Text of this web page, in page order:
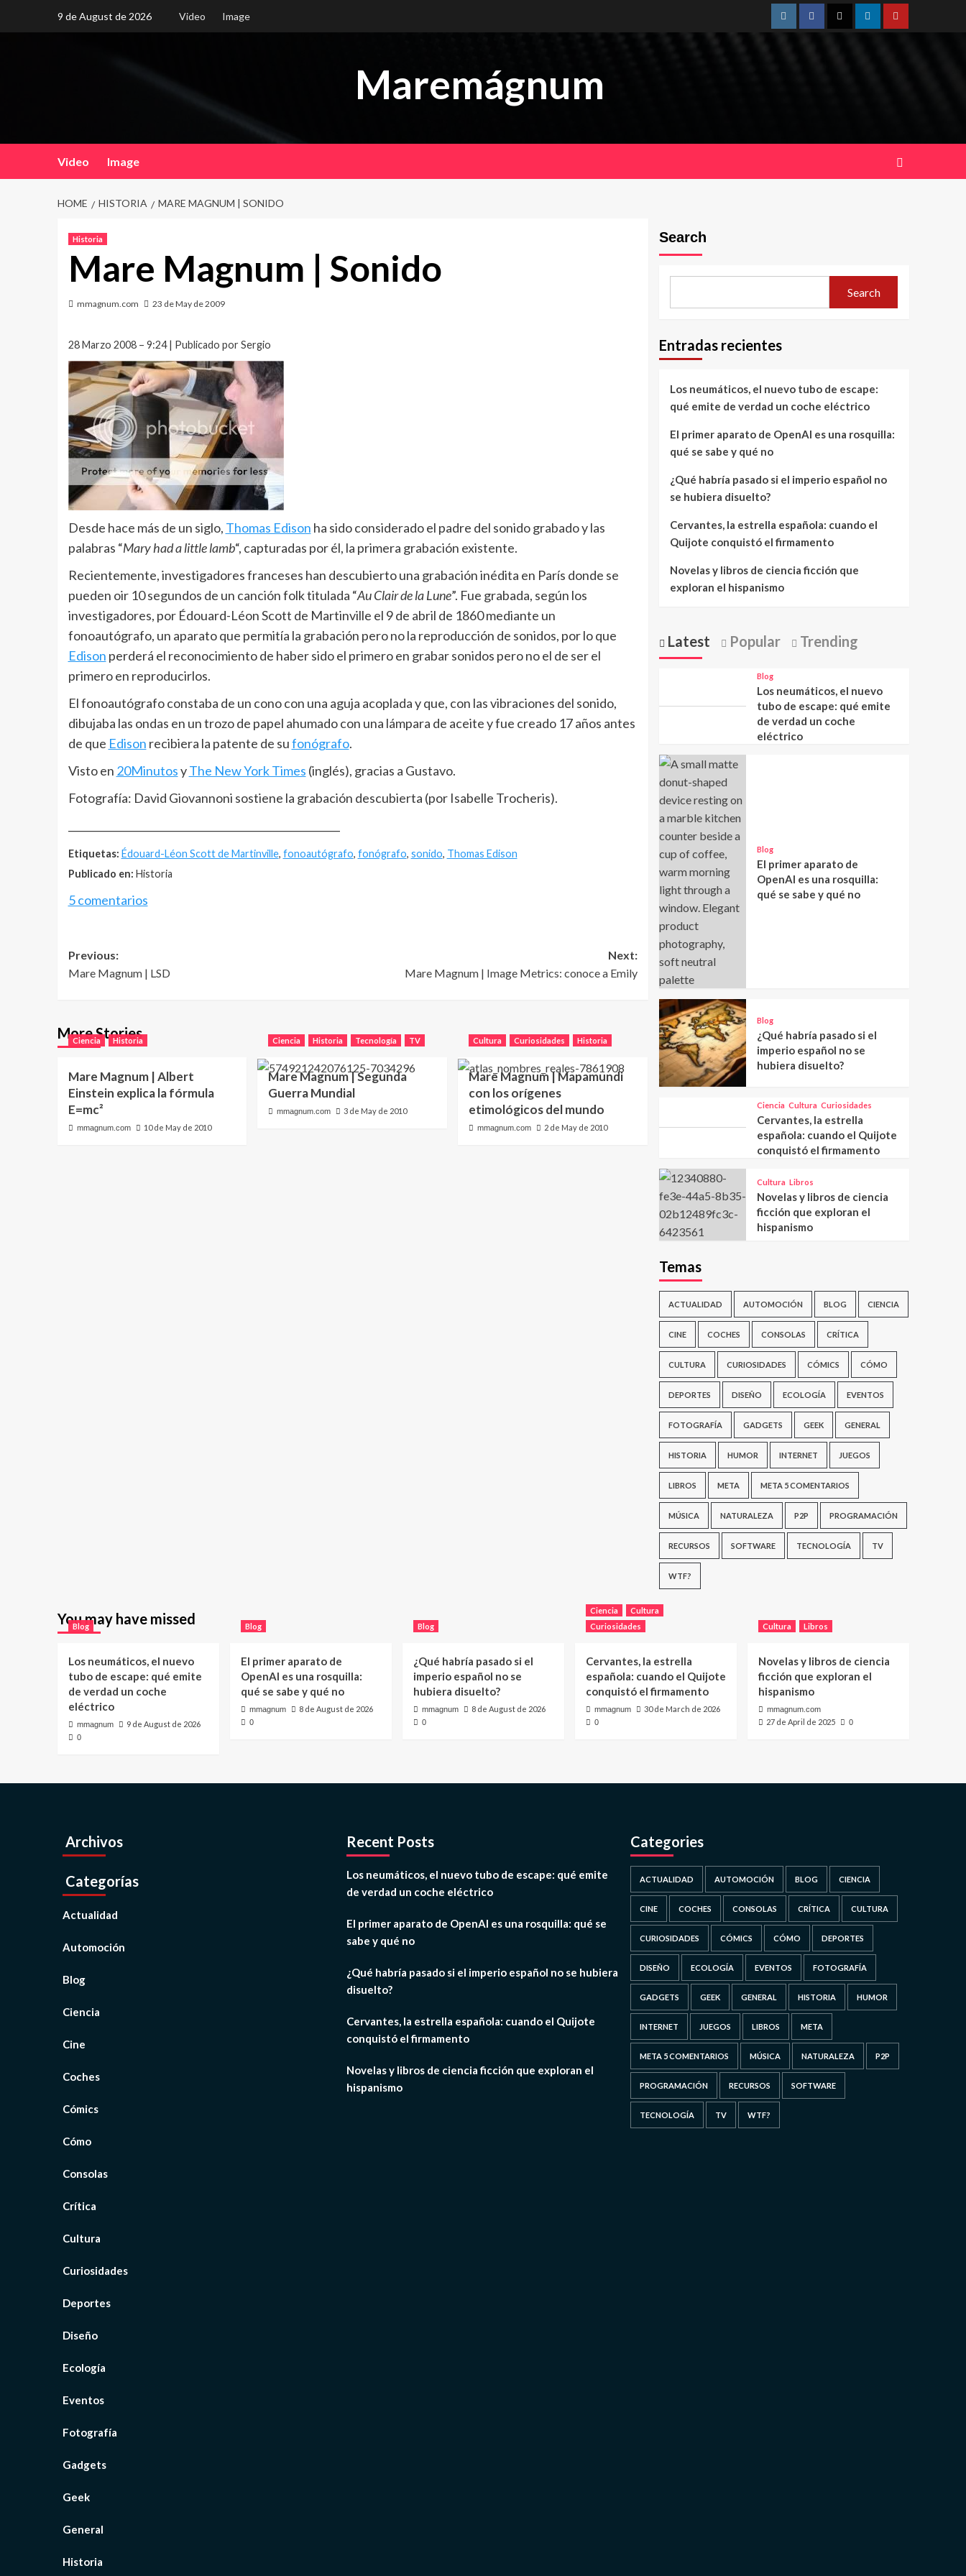
9 de August de 2026 Video Image
InstagramFacebookTwitterLinkedinYoutube
Maremágnum
Video Image
HOME HISTORIA MARE MAGNUM | SONIDO
Historia
Mare Magnum | Sonido
mmagnum.com 23 de May de 2009
28 Marzo 2008 – 9:24 | Publicado por Sergio
Desde hace más de un siglo, Thomas Edison ha sido considerado el padre del sonido grabado y las
palabras “Mary had a little lamb“, capturadas por él, la primera grabación existente.
Recientemente, investigadores franceses han descubierto una grabación inédita en París donde se
pueden oir 10 segundos de un canción folk titulada “Au Clair de la Lune”. Fue grabada, según los
investigadores, por Édouard-Léon Scott de Martinville el 9 de abril de 1860 mediante un
fonoautógrafo, un aparato que permitía la grabación pero no la reproducción de sonidos, por lo que
Edison perderá el reconocimiento de haber sido el primero en grabar sonidos pero no el de ser el
primero en reproducirlos.
El fonoautógrafo constaba de un cono con una aguja acoplada y que, con las vibraciones del sonido,
dibujaba las ondas en un trozo de papel ahumado con una lámpara de aceite y fue creado 17 años antes
de que Edison recibiera la patente de sufonógrafo.
Visto en 20MinutosyThe New York Times (inglés), gracias a Gustavo.
Fotografía: David Giovannoni sostiene la grabación descubierta (por Isabelle Trocheris).
Etiquetas: Édouard-Léon Scott de Martinville, fonoautógrafo, fonógrafo, sonido, Thomas Edison
Publicado en: Historia
5 comentarios
Post
navigation
Previous:
Mare Magnum | LSD
Next:
Mare Magnum | Image Metrics: conoce a Emily
More Stories
Ciencia Historia
Mare Magnum | Albert
Einstein explica la fórmula
E=mc²
mmagnum.com 10 de May de 2010
Ciencia Historia Tecnología TV
Mare Magnum | Segunda
Guerra Mundial
mmagnum.com 3 de May de 2010
Cultura Curiosidades Historia
Mare Magnum | Mapamundi
con los orígenes
etimológicos del mundo
mmagnum.com 2 de May de 2010
Search
Search
Entradas recientes
Los neumáticos, el nuevo tubo de escape:
qué emite de verdad un coche eléctrico
El primer aparato de OpenAI es una rosquilla:
qué se sabe y qué no
¿Qué habría pasado si el imperio español no
se hubiera disuelto?
Cervantes, la estrella española: cuando el
Quijote conquistó el firmamento
Novelas y libros de ciencia ficción que
exploran el hispanismo
Latest Popular Trending
Blog
Los neumáticos, el nuevo
tubo de escape: qué emite
de verdad un coche
eléctrico
Blog
El primer aparato de
OpenAI es una rosquilla:
qué se sabe y qué no
Blog
¿Qué habría pasado si el
imperio español no se
hubiera disuelto?
Ciencia Cultura Curiosidades
Cervantes, la estrella
española: cuando el Quijote
conquistó el firmamento
Cultura Libros
Novelas y libros de ciencia
ficción que exploran el
hispanismo
Temas
ACTUALIDAD AUTOMOCIÓN BLOG CIENCIA
CINE COCHES CONSOLAS CRÍTICA
CULTURA CURIOSIDADES CÓMICS CÓMO
DEPORTES DISEÑO ECOLOGÍA EVENTOS
FOTOGRAFÍA GADGETS GEEK GENERAL
HISTORIA HUMOR INTERNET JUEGOS
LIBROS META META 5 COMENTARIOS
MÚSICA NATURALEZA P2P PROGRAMACIÓN
RECURSOS SOFTWARE TECNOLOGÍA TV
WTF?
You may have missed
Blog
Los neumáticos, el nuevo
tubo de escape: qué emite
de verdad un coche
eléctrico
mmagnum 9 de August de 2026
0
Blog
El primer aparato de
OpenAI es una rosquilla:
qué se sabe y qué no
mmagnum 8 de August de 2026
0
Blog
¿Qué habría pasado si el
imperio español no se
hubiera disuelto?
mmagnum 8 de August de 2026
0
Ciencia
Cultura
Curiosidades
Cervantes, la estrella
española: cuando el Quijote
conquistó el firmamento
mmagnum 30 de March de 2026
0
Cultura Libros
Novelas y libros de ciencia
ficción que exploran el
hispanismo
mmagnum.com
27 de April de 2025 0
Archivos
Categorías
Actualidad
Automoción
Blog
Ciencia
Cine
Coches
Cómics
Cómo
Consolas
Crítica
Cultura
Curiosidades
Deportes
Diseño
Ecología
Eventos
Fotografía
Gadgets
Geek
General
Historia
Recent Posts
Los neumáticos, el nuevo tubo de escape: qué emite
de verdad un coche eléctrico
El primer aparato de OpenAI es una rosquilla: qué se
sabe y qué no
¿Qué habría pasado si el imperio español no se hubiera
disuelto?
Cervantes, la estrella española: cuando el Quijote
conquistó el firmamento
Novelas y libros de ciencia ficción que exploran el
hispanismo
Categories
ACTUALIDAD AUTOMOCIÓN BLOG CIENCIA
CINE COCHES CONSOLAS CRÍTICA CULTURA
CURIOSIDADES CÓMICS CÓMO DEPORTES
DISEÑO ECOLOGÍA EVENTOS FOTOGRAFÍA
GADGETS GEEK GENERAL HISTORIA HUMOR
INTERNET JUEGOS LIBROS META
META 5 COMENTARIOS MÚSICA NATURALEZA P2P
PROGRAMACIÓN RECURSOS SOFTWARE
TECNOLOGÍA TV WTF?